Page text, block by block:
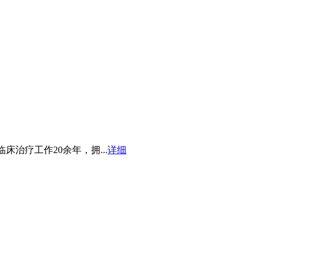
治疗工作20余年，拥...详细